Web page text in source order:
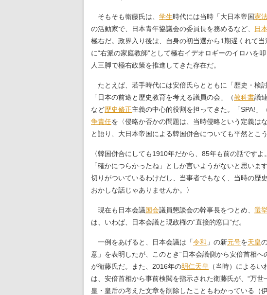
そもそも衛藤氏は、 学生時代には当時「大日本帝国憲
の活動家で、日本青年協議会の委員長を務めるなど、
日
極右だ。政界入り後は、自身の初当選から1期遅くれて
に“右派の家庭教師”として極右イデオロギーのイロハを
人三脚で極右政策を推進してきた存在だ。
たとえば、若手時代には安倍氏らとともに「歴史・検
「日本の前途と歴史教育を考える議員の会」（教科書議
など歴史修正主義の中心的役割を担ってきた。「SPA!
争責任を〈侵略か否かの問題は、当時侵略という定義は
と語り、大日本帝国による韓国併合についても平然とこ
〈韓国併合にしても1910年だから、85年も前の話です
「確かにつらかったね」としか言いようがないと思いま
切りがついているわけだし、当事者でもなく、当時の歴
おかしな話じゃありませんか。〉
現在も日本会議国会議員懇談会の幹事長をつとめ、 選挙
は、いわば、日本会議と現政権の“直接的窓口”だ。
一例をあげると、日本会議は「令和 」の新元号を天皇
意」を表明したが、このとき“日本会議側から安倍首相へ
が衛藤氏だ。また、2016年の明仁天皇 （当時）によるい
は、安倍首相から事前検閲を指示された衛藤氏が、“万
皇・皇后の考えた文章を削除したこともわかっている（